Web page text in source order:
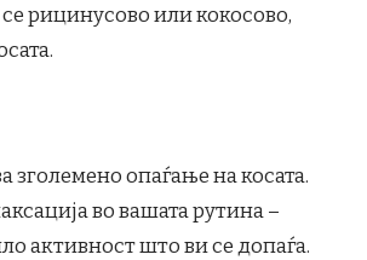
рицинусово или кокосово,
зголемено опаѓање на косата.
во вашата рутина –
активност што ви се допаѓа.